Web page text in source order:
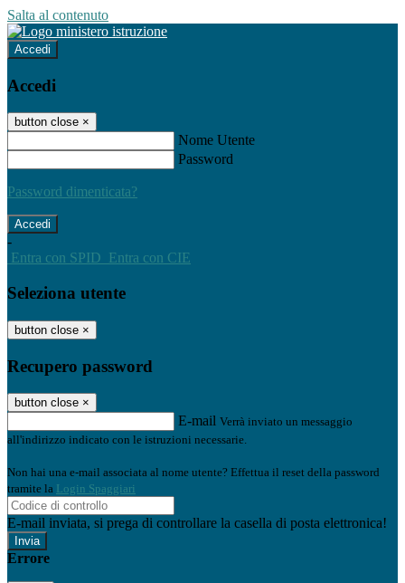
Salta al contenuto
Accedi
Accedi
button close ×
Nome Utente
Password
Password dimenticata?
-
Entra con SPID Entra con CIE
Seleziona utente
button close ×
Recupero password
button close ×
E-mail Verrà inviato un messaggio
all'indirizzo indicato con le istruzioni necessarie.
Non hai una e-mail associata al nome utente? Effettua il reset della password
tramite la Login Spaggiari
E-mail inviata, si prega di controllare la casella di posta elettronica!
Errore